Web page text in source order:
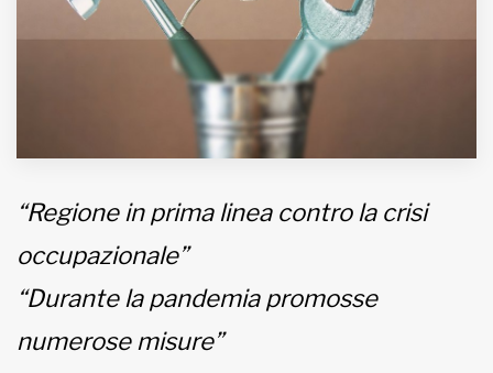
www.viveremilano.info
Fondato e diretto da Enzo De
EDB edizioni - Via Brivio angolo C.
Imbonati, 89 20159 Milano (Italia)
Informativa sulla privacy
“Regione in prima linea contro la crisi
occupazionale”
“Durante la pandemia promosse
numerose misure”